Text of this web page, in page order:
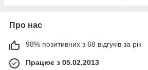
Про нас
98% позитивних з 68 відгуків за рік
Працює з 05.02.2013